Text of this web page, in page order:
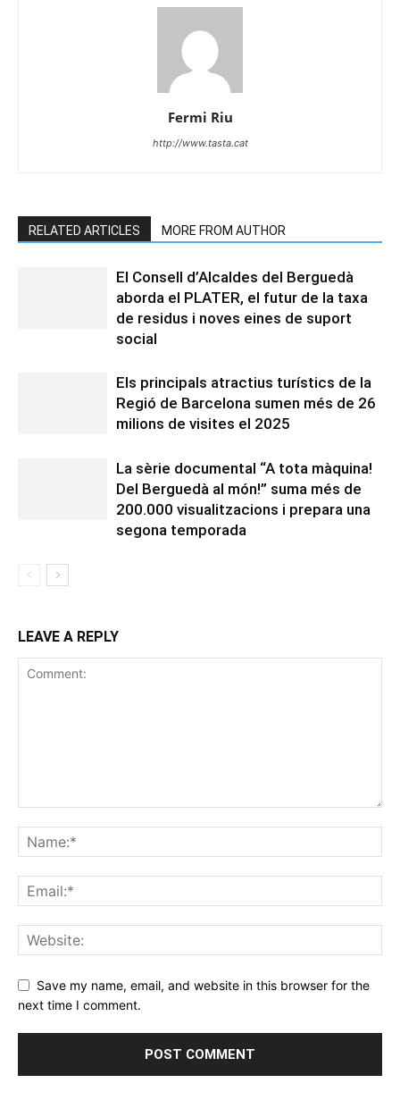
Fermi Riu
http://www.tasta.cat
RELATED ARTICLES MORE FROM AUTHOR
El Consell d’Alcaldes del Berguedà
aborda el PLATER, el futur de la taxa
de residus i noves eines de suport
social
Els principals atractius turístics de la
Regió de Barcelona sumen més de 26
milions de visites el 2025
La sèrie documental “A tota màquina!
Del Berguedà al món!” suma més de
200.000 visualitzacions i prepara una
segona temporada
LEAVE A REPLY
Save my name, email, and website in this browser for the
next time I comment.